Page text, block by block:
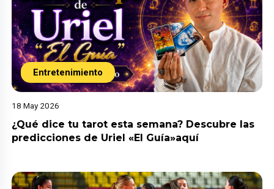
Entretenimiento
18 May 2026
¿Qué dice tu tarot esta semana? Descubre las
predicciones de Uriel «El Guía»aquí